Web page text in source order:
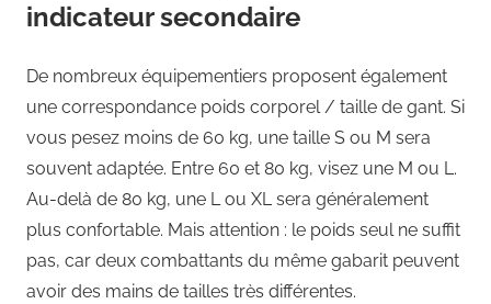
indicateur secondaire
De nombreux équipementiers proposent également
une correspondance poids corporel / taille de gant. Si
vous pesez moins de 60 kg, une taille S ou M sera
souvent adaptée. Entre 60 et 80 kg, visez une M ou L.
Au-delà de 80 kg, une L ou XL sera généralement
plus confortable. Mais attention : le poids seul ne suffit
pas, car deux combattants du même gabarit peuvent
avoir des mains de tailles très différentes.